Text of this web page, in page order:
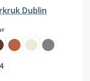
Dublin
select
4